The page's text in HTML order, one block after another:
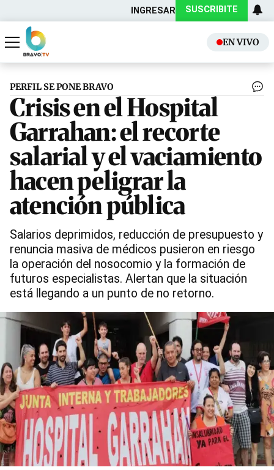
INGRESAR SUSCRIBITE
EN VIVO
Actualidad
Política
PERFIL SE PONE BRAVO
Crisis en el Hospital
Garrahan: el recorte
salarial y el vaciamiento
hacen peligrar la
atención pública
Salarios deprimidos, reducción de presupuesto y
renuncia masiva de médicos pusieron en riesgo
la operación del nosocomio y la formación de
futuros especialistas. Alertan que la situación
está llegando a un punto de no retorno.